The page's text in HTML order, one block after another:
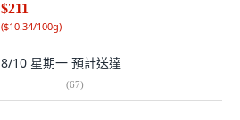
$211
($10.34/100g)
8/10 星期一 預計送達
(67)